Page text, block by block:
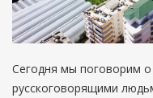
Сегодня мы поговорим
русскоговорящими